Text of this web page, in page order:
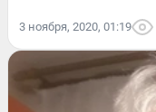
3 ноября, 2020, 01:19